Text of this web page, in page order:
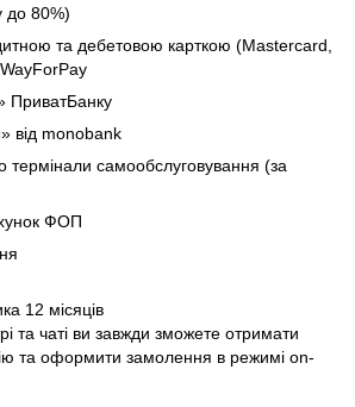
до 80%)
та дебетовою карткою (Mastercard,
ПриватБанку
від monobank
термінали самообслуговування (за
ФОП
12 місяців
та чаті ви завжди зможете отримати
та оформити замолення в режимі on-